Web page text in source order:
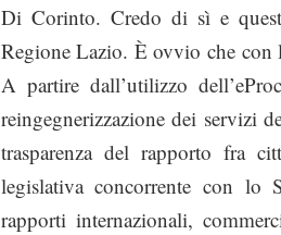
Di Corinto. Credo di sì e
Regione Lazio. È ovvio che con
A partire dall’utilizzo
reingegnerizzazione dei servizi
trasparenza del rapporto fra
legislativa concorrente con lo
rapporti internazionali,